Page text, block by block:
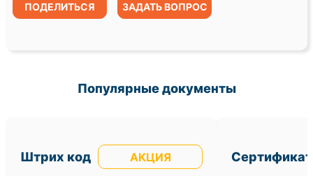
ПОДЕЛИТЬСЯ ЗАДАТЬ ВОПРОС
Популярные документы
Штрих код АКЦИЯ